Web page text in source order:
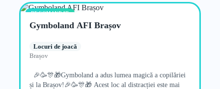
RECOMANDAT
Gymboland AFI Brașov
Locuri de joacă
Brașov
🎉🥳🎊🎁Gymboland a adus lumea magică a copilăriei
și la Brașov!🎉🥳🎊🎁 Acest loc al distracției este mai